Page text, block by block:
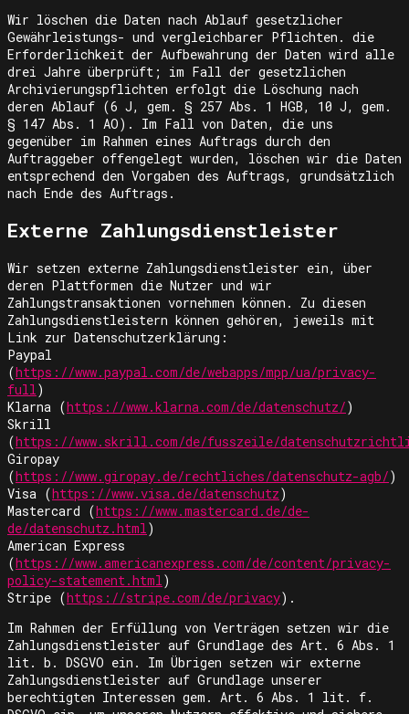
Wir löschen die Daten nach Ablauf gesetzlicher
Gewährleistungs- und vergleichbarer Pflichten. die
Erforderlichkeit der Aufbewahrung der Daten wird alle
drei Jahre überprüft; im Fall der gesetzlichen
Archivierungspflichten erfolgt die Löschung nach
deren Ablauf (6 J, gem. § 257 Abs. 1 HGB, 10 J, gem.
§ 147 Abs. 1 AO). Im Fall von Daten, die uns
gegenüber im Rahmen eines Auftrags durch den
Auftraggeber offengelegt wurden, löschen wir die Daten
entsprechend den Vorgaben des Auftrags, grundsätzlich
nach Ende des Auftrags.
Externe Zahlungsdienstleister
Wir setzen externe Zahlungsdienstleister ein, über
deren Plattformen die Nutzer und wir
Zahlungstransaktionen vornehmen können. Zu diesen
Zahlungsdienstleistern können gehören, jeweils mit
Link zur Datenschutzerklärung:
Paypal
(https://www.paypal.com/de/webapps/mpp/ua/privacy-
full)
Klarna (https://www.klarna.com/de/datenschutz/)
Skrill
(https://www.skrill.com/de/fusszeile/
Giropay
(https://www.giropay.de/rechtliches/datenschutz-agb/)
Visa (https://www.visa.de/datenschutz)
Mastercard (https://www.mastercard.de/de-
de/datenschutz.html)
American Express
(https://www.americanexpress.com/de/content/privacy-
policy-statement.html)
Stripe (https://stripe.com/de/privacy).
Im Rahmen der Erfüllung von Verträgen setzen wir die
Zahlungsdienstleister auf Grundlage des Art. 6 Abs. 1
lit. b. DSGVO ein. Im Übrigen setzen wir externe
Zahlungsdienstleister auf Grundlage unserer
berechtigten Interessen gem. Art. 6 Abs. 1 lit. f.